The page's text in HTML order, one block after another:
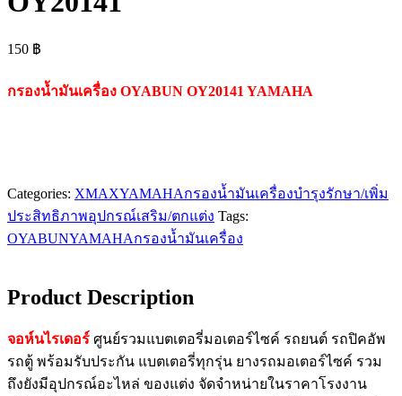
150 ฿
กรองน้ำมันเครื่อง OYABUN OY20141 YAMAHA
Categories: XMAXYAMAHAกรองน้ำมันเครื่องบำรุงรักษา/เพิ่ม
ประสิทธิภาพอุปกรณ์เสริม/ตกแต่ง Tags:
OYABUNYAMAHAกรองน้ำมันเครื่อง
Product Description
จอห์นไรเดอร์ ศูนย์รวมแบตเตอรี่มอเตอร์ไซค์ รถยนต์ รถปิคอัพ
รถตู้ พร้อมรับประกัน แบตเตอรี่ทุกรุ่น ยางรถมอเตอร์ไซค์ รวม
ถึงยังมีอุปกรณ์อะไหล่ ของแต่ง จัดจำหน่ายในราคาโรงงาน